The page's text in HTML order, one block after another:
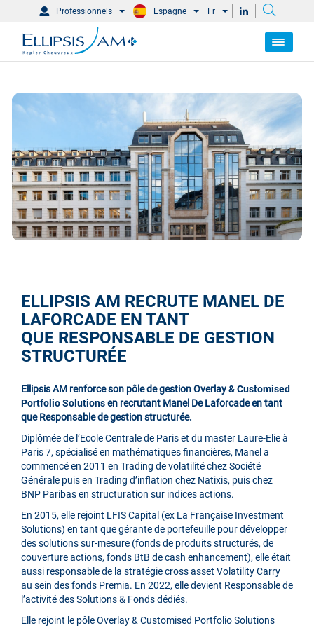
Professionnels Espagne Fr
ELLIPSIS AM RECRUTE MANEL DE
LAFORCADE EN TANT
QUE RESPONSABLE DE GESTION
STRUCTURÉE
Ellipsis AM renforce son pôle de gestion Overlay& Customised
Portfolio Solutionsen recrutant Manel De Laforcade en tant
que Responsable de gestion structurée.
Diplômée de l’Ecole Centrale de Paris et du master Laure-Elie à
Paris 7, spécialisé en mathématiques financières, Manel a
commencé en 2011 en Trading de volatilité chez Société
Générale puis en Trading d’inflation chez Natixis, puis chez
BNP Paribas en structuration sur indices actions.
En 2015, elle rejoint LFIS Capital (ex La Française Investment
Solutions) en tant que gérante de portefeuille pour développer
des solutions sur-mesure (fonds de produits structurés, de
couverture actions, fonds BtB de cash enhancement), elle était
aussi responsable de la stratégie cross asset Volatility Carry
au sein des fonds Premia. En 2022, elle devient Responsable de
l’activité des Solutions & Fonds dédiés.
Elle rejoint le pôle Overlay & Customised Portfolio Solutions